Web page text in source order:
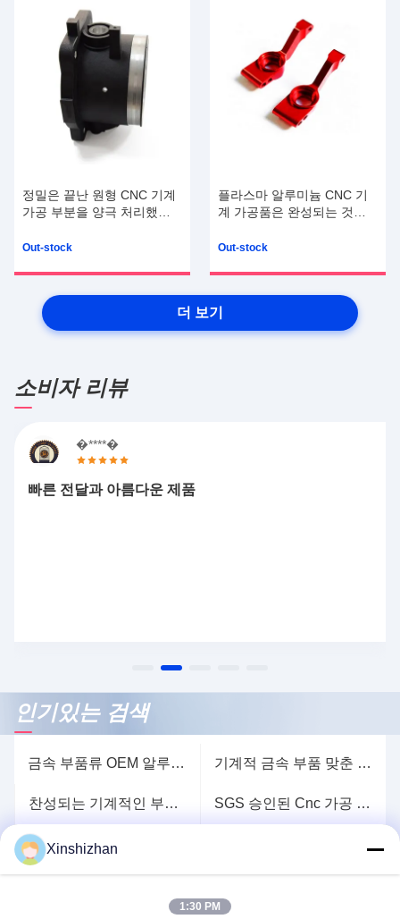
정밀은 끝난 원형 CNC 기계
가공 부분을 양극 처리했습
Out-stock
플라스마 알루미늄 CNC 기
계 가공품은 완성되는 것으
Out-stock
더 보기
소비자 리뷰
�****�
빠른 전달과 아름다운 제품
인기있는 검색
금속 부품류 OEM 알루미늄 6061 6063 7075를 돌리는 샌드블래스팅 CNC 기계적 금속 부품 맞춘 SGS CNC 전환 서비스를 분사기로 닦기
찬성되는 기계적인 부속 티타늄 SGS를 기계로 가공하는 양극 처리된 저용량 Cnc SGS 승인된 Cnc 가공 기계 부품 티타늄 양극 처리 소량
더 보기
Xinshizhan
1:30 PM